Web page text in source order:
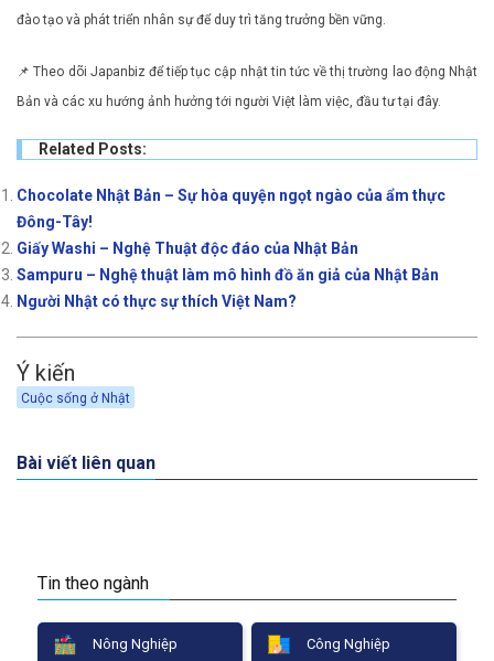
đào tạo và phát triển nhân sự để duy trì tăng trưởng bền vững.
📌 Theo dõi Japanbiz để tiếp tục cập nhật tin tức về thị trường lao động Nhật
Bản và các xu hướng ảnh hưởng tới người Việt làm việc, đầu tư tại đây.
Related Posts:
Chocolate Nhật Bản – Sự hòa quyện ngọt ngào của ẩm thực
Đông-Tây!
Giấy Washi – Nghệ Thuật độc đáo của Nhật Bản
Sampuru – Nghệ thuật làm mô hình đồ ăn giả của Nhật Bản
Người Nhật có thực sự thích Việt Nam?
Ý kiến
Cuộc sống ở Nhật
Bài viết liên quan
Tin theo ngành
Nông Nghiệp Công Nghiệp